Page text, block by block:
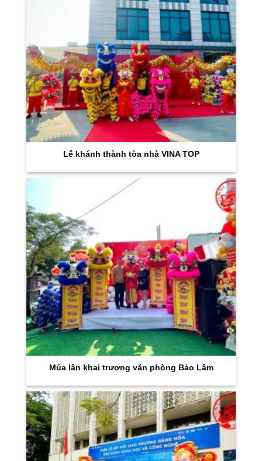
Lễ khánh thành tòa nhà VINA TOP
Múa lân khai trương văn phòng Bảo Lâm